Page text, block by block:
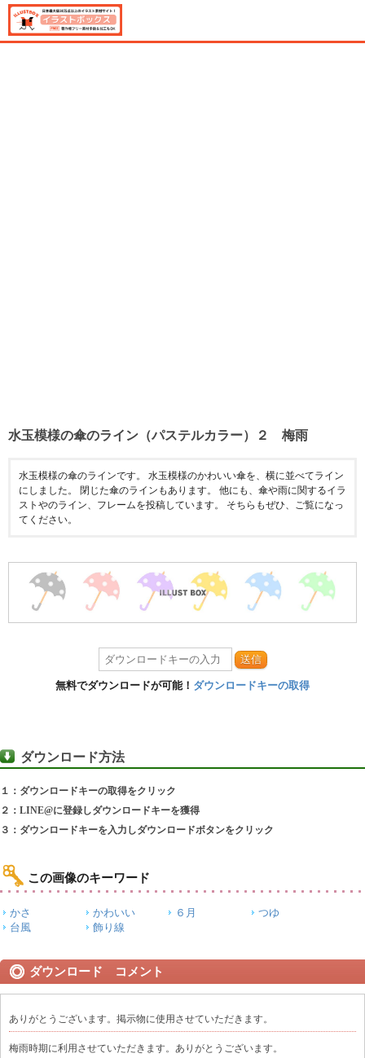
水玉模様の傘のライン（パステルカラー）２ 梅雨
水玉模様の傘のラインです。 水玉模様のかわいい傘を、横に並べてライン
にしました。 閉じた傘のラインもあります。 他にも、傘や雨に関するイラ
ストやのライン、フレームを投稿しています。 そちらもぜひ、ご覧になっ
てください。
送信
無料でダウンロードが可能！ ダウンロードキーの取得
ダウンロード方法
１：ダウンロードキーの取得をクリック
２：LINE@に登録しダウンロードキーを獲得
３：ダウンロードキーを入力しダウンロードボタンをクリック
この画像のキーワード
かさ かわいい ６月
つゆ
台風
飾り線
ダウンロード コメント
ありがとうございます。掲示物に使用させていただきます。
梅雨時期に利用させていただきます。ありがとうございます。